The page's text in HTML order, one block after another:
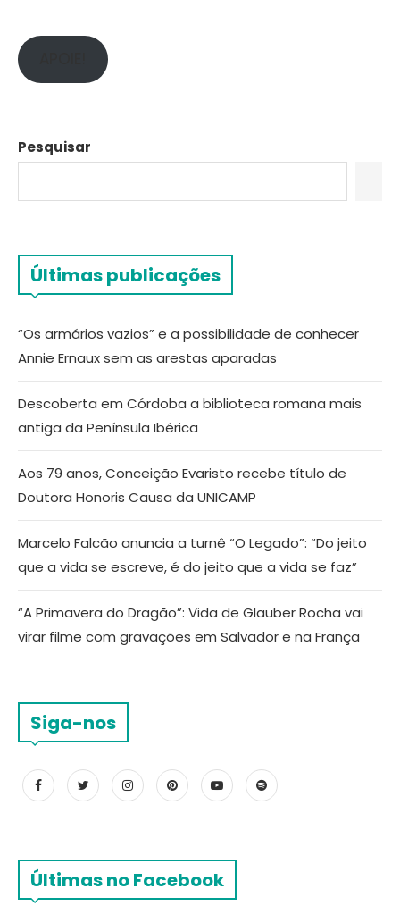
Pesquisar
Últimas publicações
“Os armários vazios” e a possibilidade de conhecer
Annie Ernaux sem as arestas aparadas
Descoberta em Córdoba a biblioteca romana mais
antiga da Península Ibérica
Aos 79 anos, Conceição Evaristo recebe título de
Doutora Honoris Causa da UNICAMP
Marcelo Falcão anuncia a turnê “O Legado”: “Do jeito
que a vida se escreve, é do jeito que a vida se faz”
“A Primavera do Dragão”: Vida de Glauber Rocha vai
virar filme com gravações em Salvador e na França
Siga-nos
Últimas no Facebook